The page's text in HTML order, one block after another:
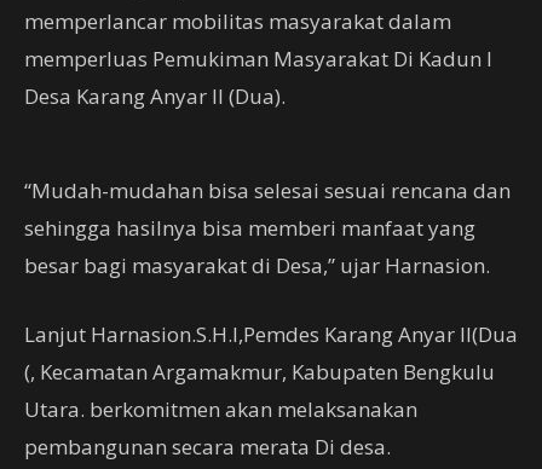
memperlancar mobilitas masyarakat dalam
memperluas Pemukiman Masyarakat Di Kadun I
Desa Karang Anyar II (Dua).
“Mudah-mudahan bisa selesai sesuai rencana dan
sehingga hasilnya bisa memberi manfaat yang
besar bagi masyarakat di Desa,” ujar Harnasion.
Lanjut Harnasion.S.H.I,Pemdes Karang Anyar II(Dua
(, Kecamatan Argamakmur, Kabupaten Bengkulu
Utara. berkomitmen akan melaksanakan
pembangunan secara merata Di desa.